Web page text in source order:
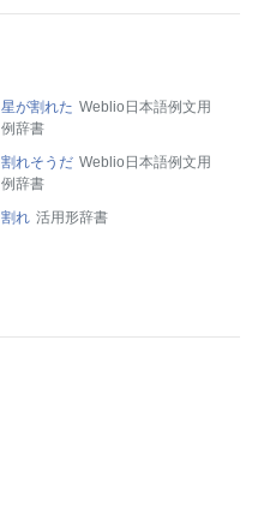
星が割れた Weblio日本語例文用
例辞書
割れそうだ Weblio日本語例文用
例辞書
割れ 活用形辞書